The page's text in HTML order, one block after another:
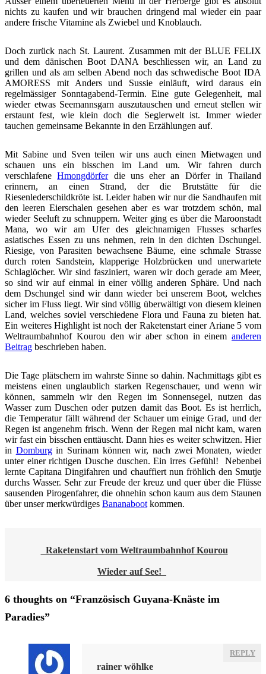
nichts zu kaufen und wir brauchen dringend mal wieder ein paar
andere frische Vitamine als Zwiebel und Knoblauch.
Doch zurück nach St. Laurent. Zusammen mit der BLUE FELIX
und dem dänischen Boot DANA beschliessen wir, an Land zu
grillen und als am selben Abend noch das schwedische Boot IDA
AMORESS mit Anders und Sussie einläuft, wird daraus ein
regelmässiger Sonntagabend-Termin. Eine gute Gelegenheit, mal
wieder etwas Seemannsgarn auszutauschen und erneut stellen wir
erstaunt fest, wie klein doch die Seglerwelt ist. Immer wieder
tauchen gemeinsame Bekannte in den Erzählungen auf.
Mit Sabine und Sven teilen wir uns auch einen Mietwagen und
schauen uns ein bisschen im Land um. Wir fahren durch
verschlafeneHmongdörferdie uns eher an Dörfer in Thailand
erinnern, an einen Strand, der die Brutstätte für die
Riesenlederschildkröte ist. Leider haben wir nur die Sandhaufen mit
den leeren Eierschalen gesehen aber es war trotzdem schön, mal
wieder Seeluft zu schnuppern. Weiter ging es über die Maroonstadt
Mana, wo wir am Ufer des gleichnamigen Flusses scharfes
asiatisches Essen zu uns nehmen, rein in den dichten Dschungel.
Riesige, von Parasiten bewachsene Bäume, eine schmale Strasse
durch roten Sandstein, klapperige Holzbrücken und unerwartete
Schlaglöcher. Wir sind fasziniert, waren wir doch gerade am Meer,
so sind wir auf einmal in einer völlig anderen Sphäre. Und nach
dem Dschungel sind wir dann wieder bei unserem Boot, welches
sicher im Fluss liegt. Wir sind völlig überwältigt von diesem kleinen
Land, welches soviel verschiedene Flora und Fauna zu bieten hat.
Ein weiteres Highlight ist noch der Raketenstart einer Ariane 5 vom
Weltraumbahnhof Kourou den wir aber schon in einem anderen
Beitrag beschrieben haben.
Die Tage plätschern im wahrste Sinne so dahin. Nachmittags gibt es
meistens einen unglaublich starken Regenschauer, und wenn wir
können, sammeln wir den Regen im Sonnensegel, nutzen das
Wasser zum Duschen oder putzen damit das Boot. Es ist herrlich,
die Temperatur fällt während der Schauer um einige Grad, und der
Regen ist angenehm frisch. Wenn der Regen mal nicht kam, waren
wir fast ein bisschen enttäuscht. Dann hies es weiter schwitzen. Hier
in Domburgin Surinam können wir, nach zwei Monaten, wieder
unter einer richtigen Dusche duschen. Ein irres Gefühl! Nebenbei
lernte Capitana Dingifahren und chauffiert nun fröhlich den Smutje
durchs Wasser. Sehr zur Freude der kreuz und quer über die Flüsse
sausenden Pirogenfahrer, die ohnehin schon kaum aus dem Staunen
über unser merkwürdiges Bananaboot kommen.
Raketenstart vom Weltraumbahnhof Kourou
Wieder auf See!
6 thoughts on “Französisch Guyana-Knäste im
Paradies”
rainer wöhlke
REPLY